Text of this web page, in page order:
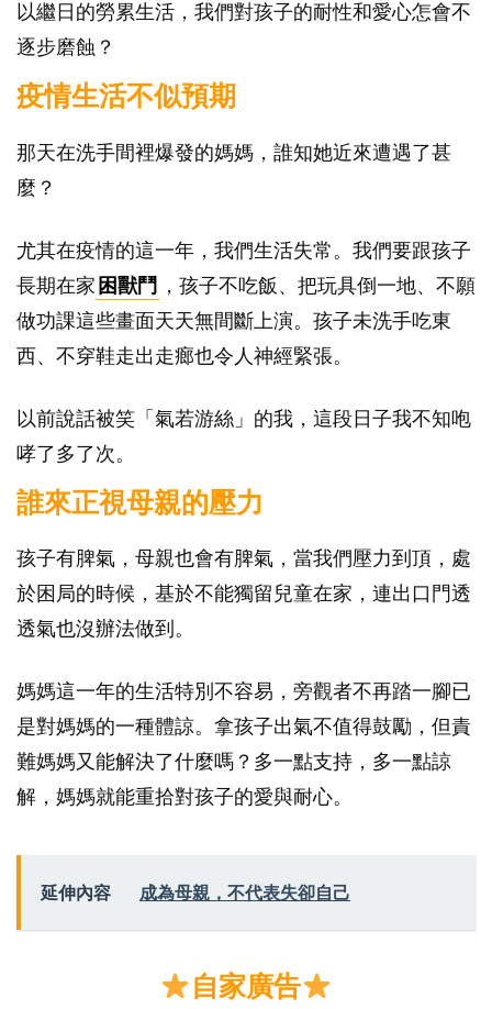
以繼日的勞累生活，我們對孩子的耐性和愛心怎會不
逐步磨蝕？
疫情生活不似預期
那天在洗手間裡爆發的媽媽，誰知她近來遭遇了甚
麼？
尤其在疫情的這一年，我們生活失常。我們要跟孩子
長期在家 困獸鬥 ，孩子不吃飯、把玩具倒一地、不願
做功課這些畫面天天無間斷上演。孩子未洗手吃東
西、不穿鞋走出走㾿也令人神經緊張。
以前說話被笑「氣若游絲」的我，這段日子我不知咆
哮了多了次。
誰來正視母親的壓力
孩子有脾氣，母親也會有脾氣，當我們壓力到頂，處
於困局的時候，基於不能獨留兒童在家，連出口門透
透氣也沒辦法做到。
媽媽這一年的生活特別不容易，旁觀者不再踏一腳已
是對媽媽的一種體諒。拿孩子出氣不值得鼓勵，但責
難媽媽又能解決了什麼嗎？多一點支持，多一點諒
解，媽媽就能重拾對孩子的愛與耐心。
延伸內容 成為母親，不代表失卻自己
自家廣告